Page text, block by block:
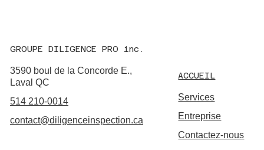
GROUPE DILIGENCE PRO inc.
3590 boul de la Concorde E.,
Laval QC
514 210-0014
contact@diligenceinspection.ca
ACCUEIL
Services
Entreprise
Contactez-nous